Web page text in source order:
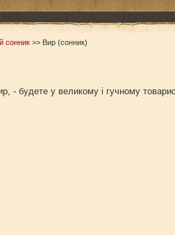
сонник >> Вир (сонник)
- будете у великому і гучному